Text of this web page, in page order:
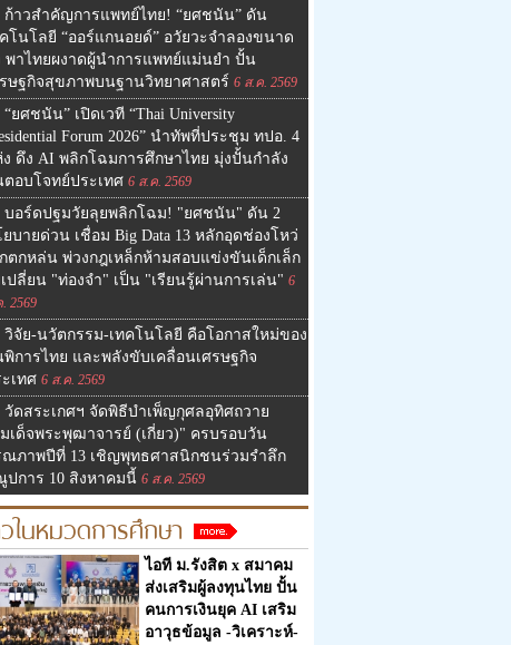
ก้าวสำคัญการแพทย์ไทย! “ยศชนัน” ดัน
โนโลยี “ออร์แกนอยด์” อวัยวะจำลองขนาด
พาไทยผงาดผู้นำการแพทย์แม่นยำ ปั้น
รษฐกิจสุขภาพบนฐานวิทยาศาสตร์ 6 ส.ค. 2569
“ยศชนัน” เปิดเวที “Thai University
Forum 2026” นำทัพที่ประชุม ทปอ. 4
ง ดึง AI พลิกโฉมการศึกษาไทย มุ่งปั้นกำลัง
ตอบโจทย์ประเทศ 6 ส.ค. 2569
บอร์ดปฐมวัยลุยพลิกโฉม! "ยศชนัน" ดัน 2
บายด่วน เชื่อม Big Data 13 หลักอุดช่องโหว่
กตกหล่น พ่วงกฎเหล็กห้ามสอบแข่งขันเด็กเล็ก
ปลี่ยน "ท่องจำ" เป็น "เรียนรู้ผ่านการเล่น" 6
2569
วิจัย-นวัตกรรม-เทคโนโลยี คือโอกาสใหม่ของ
พิการไทย และพลังขับเคลื่อนเศรษฐกิจ
เทศ 6 ส.ค. 2569
วัดสระเกศฯ จัดพิธีบำเพ็ญกุศลอุทิศถวาย
เด็จพระพุฒาจารย์ (เกี่ยว)" ครบรอบวัน
ณภาพปีที่ 13 เชิญพุทธศาสนิกชนร่วมรำลึก
ปการ 10 สิงหาคมนี้ 6 ส.ค. 2569
ในหมวดการศึกษา
ไอที ม.รังสิต x สมาคม
ส่งเสริมผู้ลงทุนไทย ปั้น
คนการเงินยุค AI เสริม
อาวุธข้อมูล -วิเคราะห์-